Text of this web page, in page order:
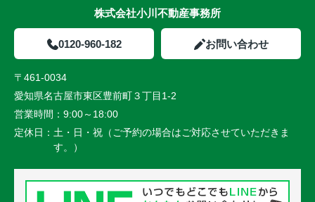
株式会社小川不動産事務所
0120-960-182 お問い合わせ
〒461-0034
愛知県名古屋市東区豊前町３丁目1-2
営業時間： 9:00～18:00
定休日： 土・日・祝（ご予約の場合はご対応させていただきま
す。）